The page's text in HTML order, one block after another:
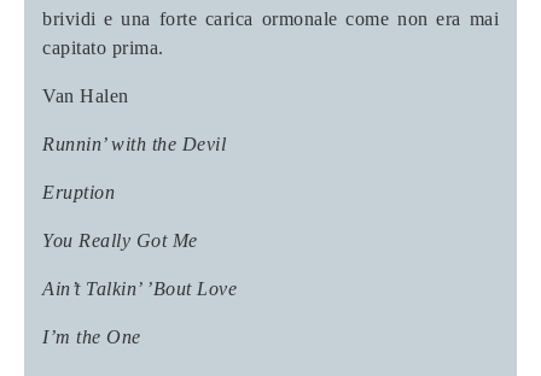
brividi e una forte carica ormonale come non era mai
capitato prima.
Van Halen
Runnin’ with the Devil
Eruption
You Really Got Me
Ain’t Talkin’ ’Bout Love
I’m the One